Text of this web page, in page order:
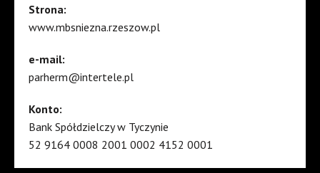
Strona:
www.mbsniezna.rzeszow.pl
e-mail:
parherm@intertele.pl
Konto:
Bank Spółdzielczy w Tyczynie
52 9164 0008 2001 0002 4152 0001